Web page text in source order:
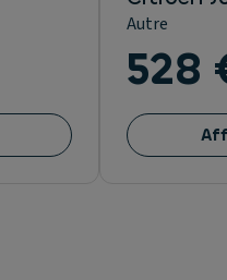
Autre
528